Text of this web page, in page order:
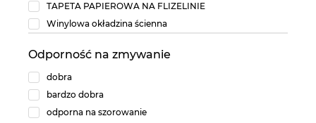
TAPETA PAPIEROWA NA FLIZELINIE
Winylowa okładzina ścienna
Odporność na zmywanie
dobra
bardzo dobra
odporna na szorowanie